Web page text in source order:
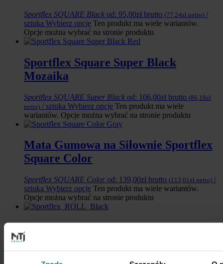
Sportflex SQUARE Black od: 95,00zł brutto (77,24zł netto) /
sztuka Wybierz opcje Ten produkt ma wiele wariantów.
Opcje można wybrać na stronie produktu
Sportflex Square Super Black
Mozaika
Sportflex SQUARE Super Black od: 106,00zł brutto (86,18zł
netto) / sztuka Wybierz opcje Ten produkt ma wiele
wariantów. Opcje można wybrać na stronie produktu
Mata Gumowa na Siłownie Sportflex
Square Color
Sportflex SQUARE Color od: 139,00zł brutto (113,01zł netto) /
sztuka Wybierz opcje Ten produkt ma wiele wariantów.
Opcje można wybrać na stronie produktu
Mata Gumowa na Siłownie w Rolce
Sportflex ROLL Black